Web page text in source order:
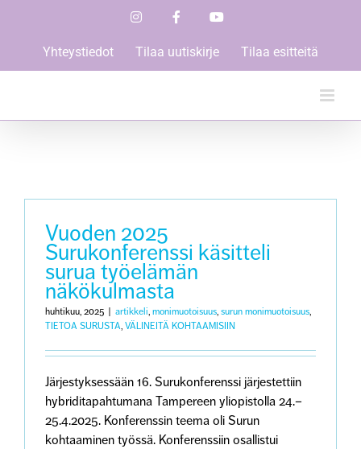
InstagramFacebook
Yhteystiedot Tilaa uutiskirje Tilaa esitteitä
Vuoden 2025
Surukonferenssi käsitteli
surua työelämän
näkökulmasta
huhtikuu, 2025 artikkeli, monimuotoisuus, surun monimuotoisuus,
TIETOA SURUSTA, VÄLINEITÄ KOHTAAMISIIN
Järjestyksessään 16. Surukonferenssi järjestettiin
hybriditapahtumana Tampereen yliopistolla 24.–
25.4.2025. Konferenssin teema oli Surun
kohtaaminen työssä. Konferenssiin osallistui